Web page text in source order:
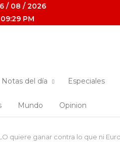
/ 08 / 2026
PM
Notas del día Especiales
Mundo Opinion
quiere ganar contra lo que ni